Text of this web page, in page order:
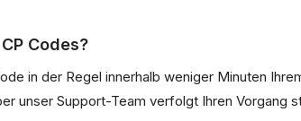
Codes?
in der Regel innerhalb weniger Minuten
unser Support-Team verfolgt Ihren Vorgang